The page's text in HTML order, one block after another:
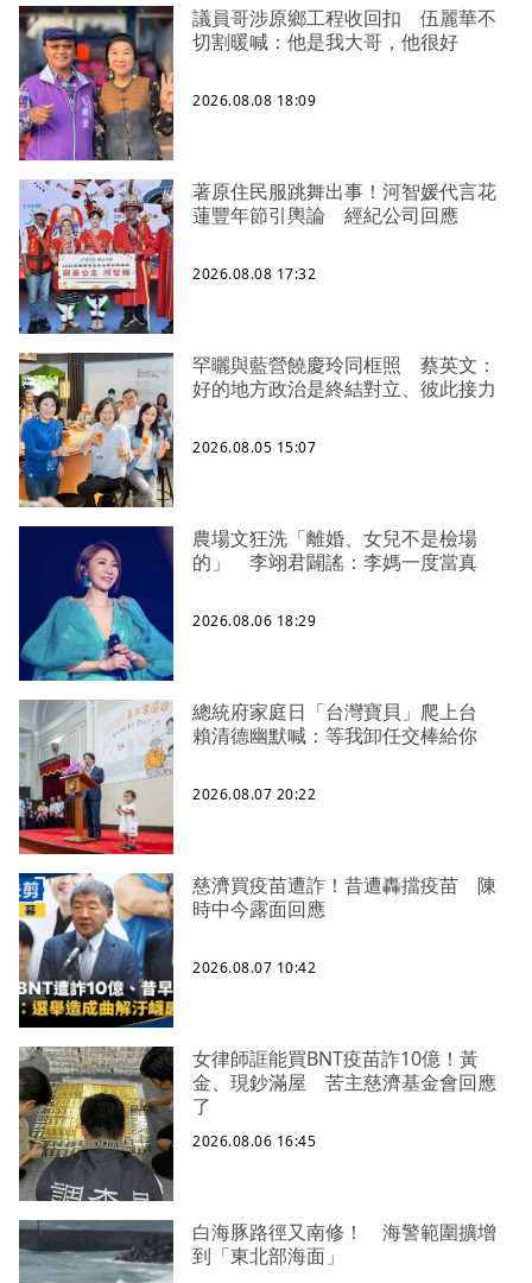
議員哥涉原鄉工程收回扣 伍麗華不
切割暖喊：他是我大哥，他很好
2026.08.08 18:09
著原住民服跳舞出事！河智媛代言花
蓮豐年節引輿論 經紀公司回應
2026.08.08 17:32
罕曬與藍營饒慶玲同框照 蔡英文：
好的地方政治是終結對立、彼此接力
2026.08.05 15:07
農場文狂洗「離婚、女兒不是檢場
的」 李翊君闢謠：李媽一度當真
2026.08.06 18:29
總統府家庭日「台灣寶貝」爬上台
賴清德幽默喊：等我卸任交棒給你
2026.08.07 20:22
慈濟買疫苗遭詐！昔遭轟擋疫苗 陳
時中今露面回應
2026.08.07 10:42
女律師誆能買BNT疫苗詐10億！黃
金、現鈔滿屋 苦主慈濟基金會回應
了
2026.08.06 16:45
白海豚路徑又南修！ 海警範圍擴增
到「東北部海面」